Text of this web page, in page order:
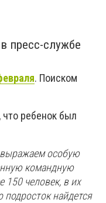
пресс-службе
. Поиском
ребенок был
выражаем особую
командную
150 человек, в их
найдется